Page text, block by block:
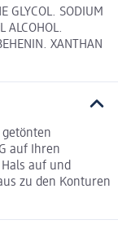
GLYCOL. SODIUM
ALCOHOL.
XANTHAN
getönten
auf Ihren
auf und
zu den Konturen